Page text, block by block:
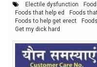
Electile dysfunction
Foods that help ed
Foods
Foods to help get erect
Get my dick hard